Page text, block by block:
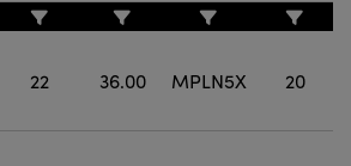
22 36.00 MPLN5X 20